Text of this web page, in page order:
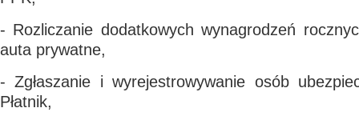
- Rozliczanie dodatkowych wynagrodzeń
auta prywatne,
- Zgłaszanie i wyrejestrowywanie osób
Płatnik,